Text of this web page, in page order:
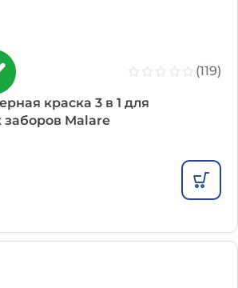
(119)
краска 3 в 1 для
заборов Malare